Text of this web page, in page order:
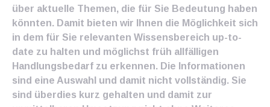
über aktuelle Themen, die für Sie Bedeutung haben
könnten. Damit bieten wir Ihnen die Möglichkeit sich
in dem für Sie relevanten Wissensbereich up-to-
date zu halten und möglichst früh allfälligen
Handlungsbedarf zu erkennen. Die Informationen
sind eine Auswahl und damit nicht vollständig. Sie
sind überdies kurz gehalten und damit zur